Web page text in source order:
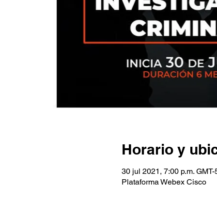
Horario y
30 jul 2021, 7:00 p.m.
Plataforma Webex Cisco